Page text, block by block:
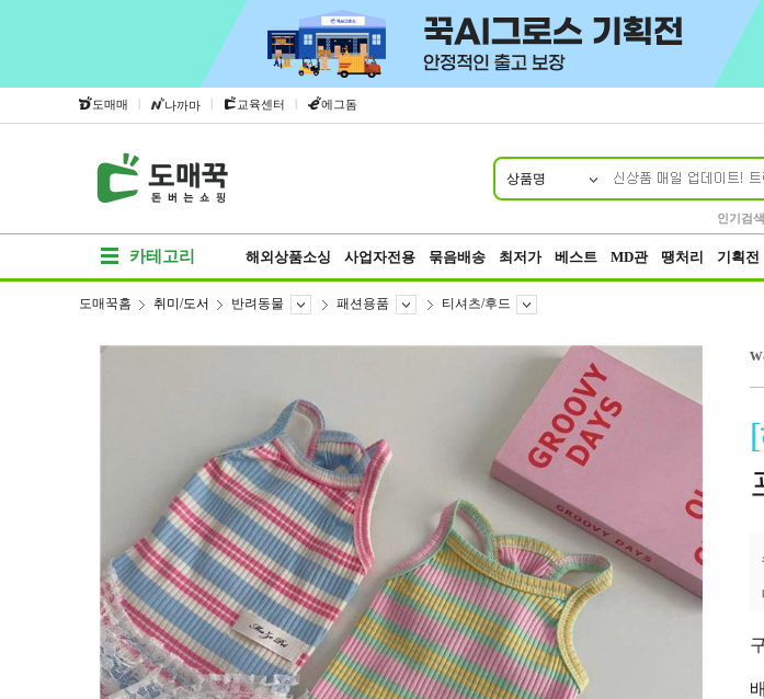
도매매 | 나까마 | 교육센터 | 에그돔
상품명
인기검
카테고리 해외상품소싱 사업자전용 묶음배송 최저가 베스트 MD관 땡처리 기획전
도매꾹홈 취미/도서 반려동물 패션용품 티셔츠/후드